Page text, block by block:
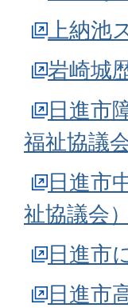
上納池
岩崎城
日進市
福祉協議会
日進市
祉協議会）
日進市
日進市